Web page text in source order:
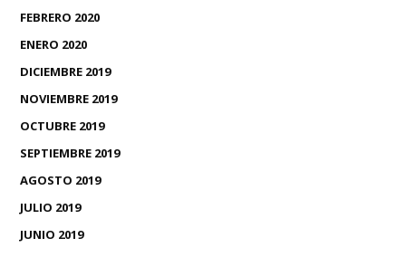
FEBRERO 2020
ENERO 2020
DICIEMBRE 2019
NOVIEMBRE 2019
OCTUBRE 2019
SEPTIEMBRE 2019
AGOSTO 2019
JULIO 2019
JUNIO 2019